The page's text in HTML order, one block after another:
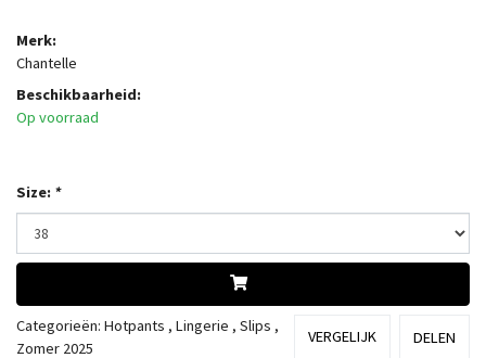
Merk:
Chantelle
Beschikbaarheid:
Op voorraad
Size: *
Categorieën: Hotpants , Lingerie , Slips ,
Zomer 2025
VERGELIJK DELEN